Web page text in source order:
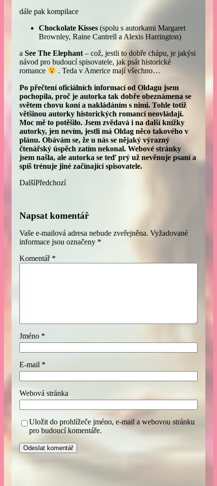
dále pak kompilace
Chockolate Kisses (spolu s autorkami Margaret
Brownley, Raine Cantrell a Alexis Harrington)
a See The Elephant – což, jestli to dobře chápu, je jakýsi
návod pro budoucí spisovatele, jak psát historické
romance
. Teda v Americe mají všechno…
Po přečtení oficiálních informací od Oldagu jsem
pochopila, proč je autorka tak dobře obeznámena se
světem chovu koní a nakládáním s nimi. Tohle totiž
většinou autorky historických romancí neovládají.
Moc mě to potěšilo. Jsem zvědavá i na další knížky
autorky, jen nevím, jestli má Oldag něco takového v
plánu. Obávám se, že u nás se nějaký výrazný
čtenářský úspěch zatím nekonal. Webové stránky
jsem našla, ale autorka se teď prý už nevěnuje psaní a
spíš trénuje jiné začínající spisovatele.
DalšíPředchozí
Napsat komentář
Vaše e-mailová adresa nebude zveřejněna. Vyžadované
informace jsou označeny *
Komentář *
Jméno *
E-mail *
Webová stránka
Uložit do prohlížeče jméno, e-mail a webovou stránku
pro budoucí komentáře.